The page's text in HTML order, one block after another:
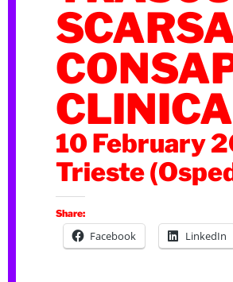
CLINICA
10 February
Trieste
Share:
Facebook LinkedIn